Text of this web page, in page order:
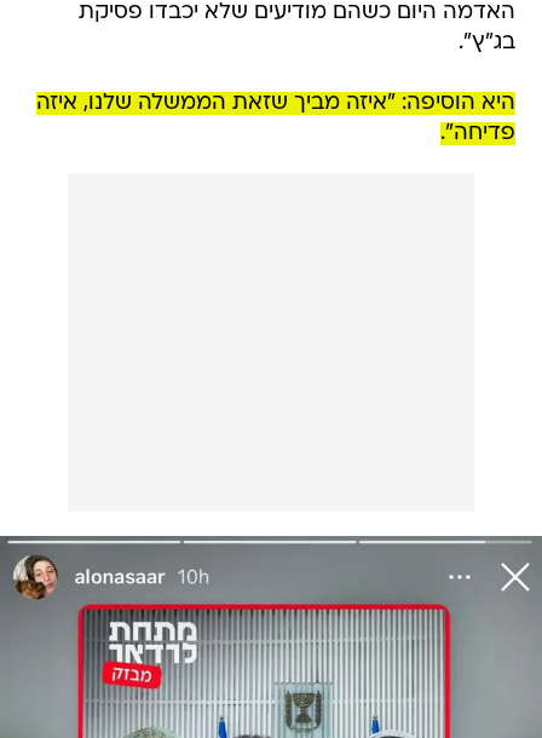
האדמה היום כשהם מודיעים שלא יכבדו פסיקת
בג"ץ".
היא הוסיפה: "איזה מביך שזאת הממשלה שלנו, איזה
פדיחה".